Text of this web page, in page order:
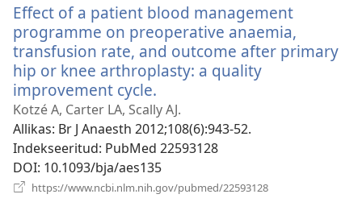
Effect of a patient blood management
programme on preoperative anaemia,
transfusion rate, and outcome after primary
hip or knee arthroplasty: a quality
improvement cycle.
uue
akna)
Kotzé A, Carter LA, Scally AJ.
Allikas‎: Br J Anaesth 2012;108(6):943-52.
Indekseeritud‎: PubMed 22593128
DOI‎: 10.1093/bja/aes135
https://www.ncbi.nlm.nih.gov/pubmed/22593128